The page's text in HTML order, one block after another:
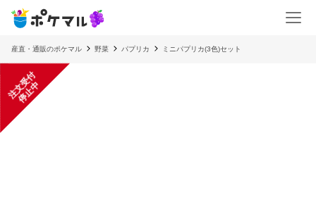
産直・通販のポケマル 野菜 パプリカ ミニパプリカ(3色)セット
注
文
受
付
停
止
中